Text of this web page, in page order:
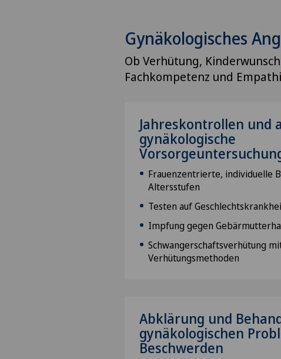
Gynäkologisches
Ob Verhütung,
Fachkompetenz und
Jahreskontrollen und
gynäkologische
Frauenzentrierte, individuelle
Altersstufen
Testen auf
Impfung gegen
Schwangerschaftsverhütung
Verhütungsmethoden
Abklärung und
gynäkologischen
Beschwerden